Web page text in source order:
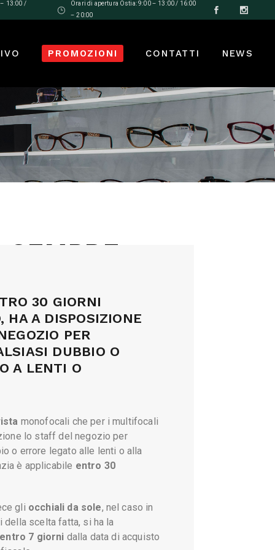
13:00 /
Orari di apertura Ostia: 9:00 – 13:00 / 16:00
– 20:00
PROMOZIONI CONTATTI NEWS
SEMPRE
30 GIORNI
HA A DISPOSIZIONE
PER
DUBBIO O
A LENTI O
monofocali che per i multifocali
lo staff del negozio per
o errore legato alle lenti o alla
è applicabile entro 30
gli occhiali da sole, nel caso in
scelta fatta, si ha la
entro 7 giorni dalla data di acquisto